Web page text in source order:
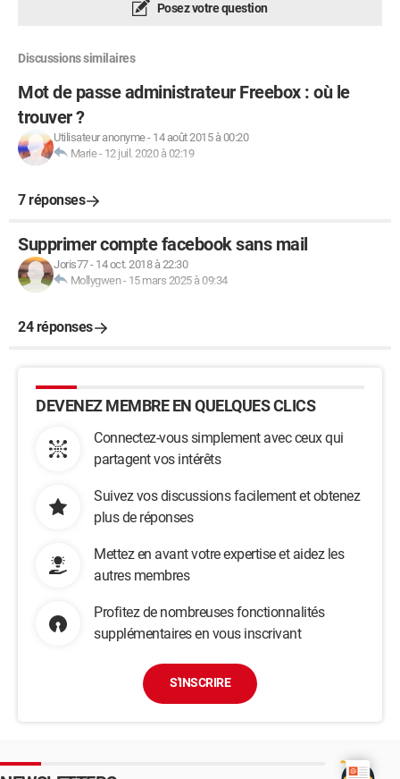
Posez votre question
Discussions similaires
Mot de passe administrateur Freebox : où le
trouver ?
Utilisateur anonyme- 14 août 2015 à 00:20
Marie- 12 juil. 2020 à 02:19
7 réponses
Supprimer compte facebook sans mail
Joris77- 14 oct. 2018 à 22:30
Mollygwen- 15 mars 2025 à 09:34
24 réponses
DEVENEZ MEMBRE EN QUELQUES CLICS
Connectez-vous simplement avec ceux qui
partagent vos intérêts
Suivez vos discussions facilement et obtenez
plus de réponses
Mettez en avant votre expertise et aidez les
autres membres
Profitez de nombreuses fonctionnalités
supplémentaires en vous inscrivant
S'INSCRIRE